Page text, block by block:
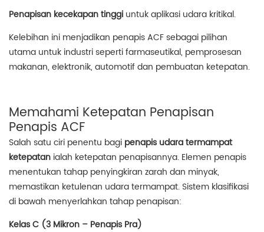
Penapisan kecekapan tinggi untuk aplikasi udara kritikal.
Kelebihan ini menjadikan penapis ACF sebagai pilihan
utama untuk industri seperti farmaseutikal, pemprosesan
makanan, elektronik, automotif dan pembuatan ketepatan.
Memahami Ketepatan Penapisan
Penapis ACF
Salah satu ciri penentu bagi penapis udara termampat
ketepatan ialah ketepatan penapisannya. Elemen penapis
menentukan tahap penyingkiran zarah dan minyak,
memastikan ketulenan udara termampat. Sistem klasifikasi
di bawah menyerlahkan tahap penapisan:
Kelas C (3 Mikron – Penapis Pra)